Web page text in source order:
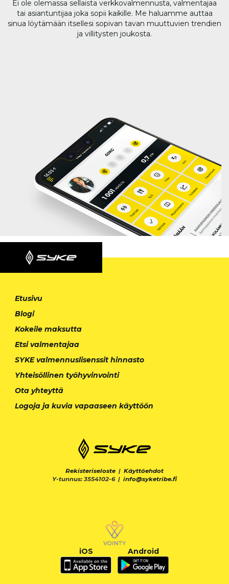
Ei ole olemassa sellaista verkkovalmennusta, valmentajaa
tai asiantuntijaa joka sopii kaikille. Me haluamme auttaa
sinua löytämään itsellesi sopivan tavan muuttuvien trendien
ja villitysten joukosta.
Etusivu
Blogi
Kokeile maksutta
Etsi valmentajaa
SYKE valmennuslisenssit hinnasto
Yhteisöllinen työhyvinvointi
Ota yhteyttä
Logoja ja kuvia vapaaseen käyttöön
Rekisteriseloste | Käyttöehdot
Y-tunnus: 3554102-6 | info@syketribe.fi
iOS Android